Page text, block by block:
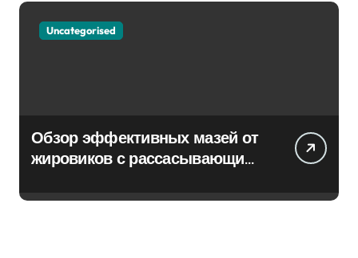
Uncategorised
Обзор эффективных мазей от
жировиков с рассасывающим